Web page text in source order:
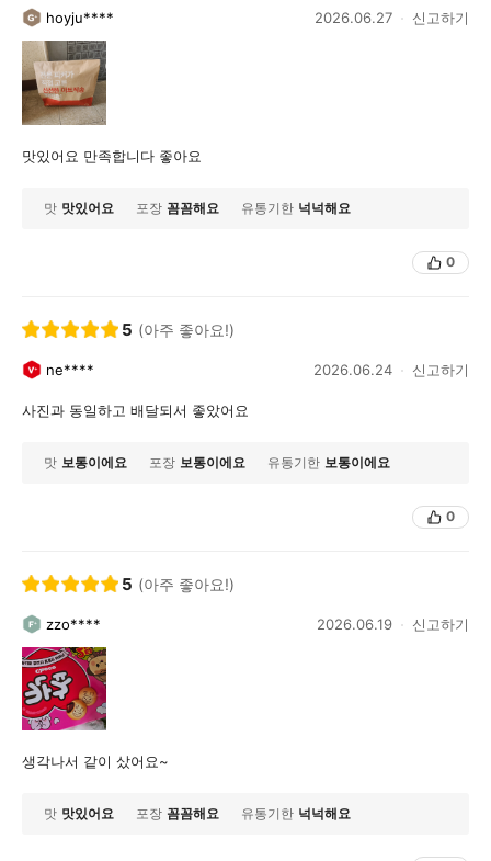
hoyju**** 2026.06.27 신고하기
맛있어요 만족합니다 좋아요
맛 맛있어요 포장 꼼꼼해요 유통기한 넉넉해요
0
5 (아주 좋아요!)
ne**** 2026.06.24 신고하기
사진과 동일하고 배달되서 좋았어요
맛 보통이에요 포장 보통이에요 유통기한 보통이에요
0
5 (아주 좋아요!)
zzo**** 2026.06.19 신고하기
생각나서 같이 샀어요~
맛 맛있어요 포장 꼼꼼해요 유통기한 넉넉해요